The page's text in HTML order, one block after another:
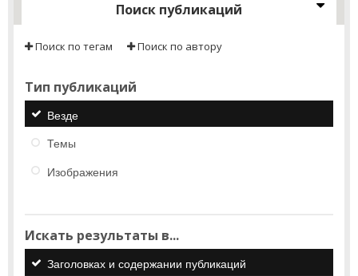
Поиск публикаций
Поиск по тегам Поиск по автору
Тип публикаций
Везде
Темы
Изображения
Искать результаты в...
Заголовках и содержании публикаций